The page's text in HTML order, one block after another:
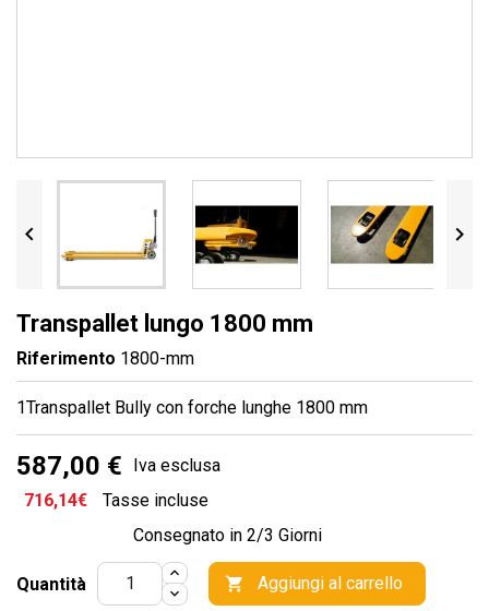
 
Transpallet lungo 1800 mm
Riferimento 1800-mm
1Transpallet Bully con forche lunghe 1800 mm
587,00 €
Iva esclusa
716,14€
Tasse incluse
Consegnato in 2/3 Giorni
Quantità  Aggiungi al carrello